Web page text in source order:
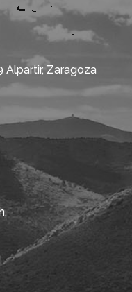
Alpartir, Zaragoza